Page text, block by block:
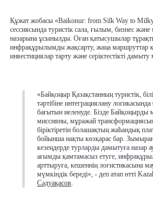
Құжат жобасы «Baikonur: from Silk Way to
сессиясында туристік сала, ғылым, бизнес және
назарына ұсынылды. Оған қатысушылар
инфрақұрылымды жақсарту, жаңа маршруттар
инвестициялар тарту және серіктестікті
«Байқоңыр Қазақстанның туристік,
тәртібіне интеграциялану
бағытын иеленуде. Бізде Байқоңырды
миссияны, мұражай
біріктіретін болашақтың жаһандық
бойынша нақты көзқарас бар.
кезеңдерде турларды дамытуға назар
ағымды қамтамасыз етуге,
арттыруға, кешеннің логистикасына
мүмкіндік береді», - деп атап өтті
Сәдуақасов.